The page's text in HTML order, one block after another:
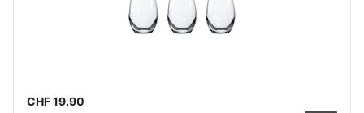
CHF 19.90